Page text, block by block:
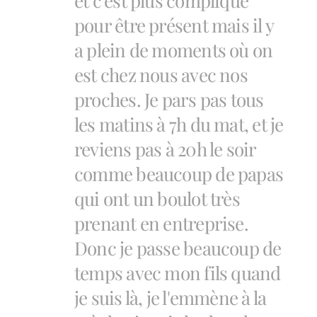
pour être présent mais il y
a plein de moments où on
est chez nous avec nos
proches. Je pars pas tous
les matins à 7h du mat, et je
reviens pas à 20h le soir
comme beaucoup de papas
qui ont un boulot très
prenant en entreprise.
Donc je passe beaucoup de
temps avec mon fils quand
je suis là, je l'emmène à la